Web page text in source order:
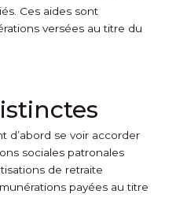
Ces aides sont
versées au titre du
d’abord se voir accorder
sociales patronales
de retraite
payées au titre